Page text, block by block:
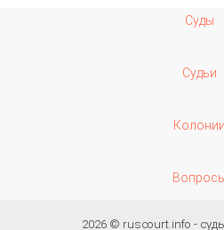
Суды
Судьи
Колонии
2026 © ruscourt.info -